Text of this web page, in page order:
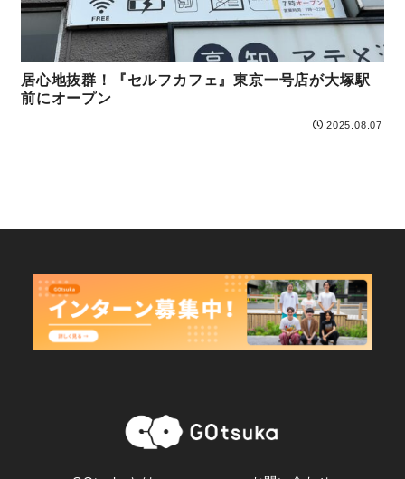
居心地抜群！『セルフカフェ』東京一号店が大塚駅
前にオープン
2025.08.07